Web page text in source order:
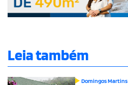
Leia também
Domingos Martins